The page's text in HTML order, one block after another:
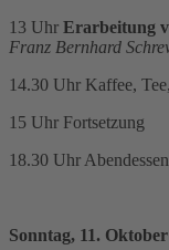
13 Uhr Erarbeitung
Franz Bernhard
14.30 Uhr Kaffee,
15 Uhr Fortsetzung
18.30 Uhr Abendessen
Sonntag, 11.